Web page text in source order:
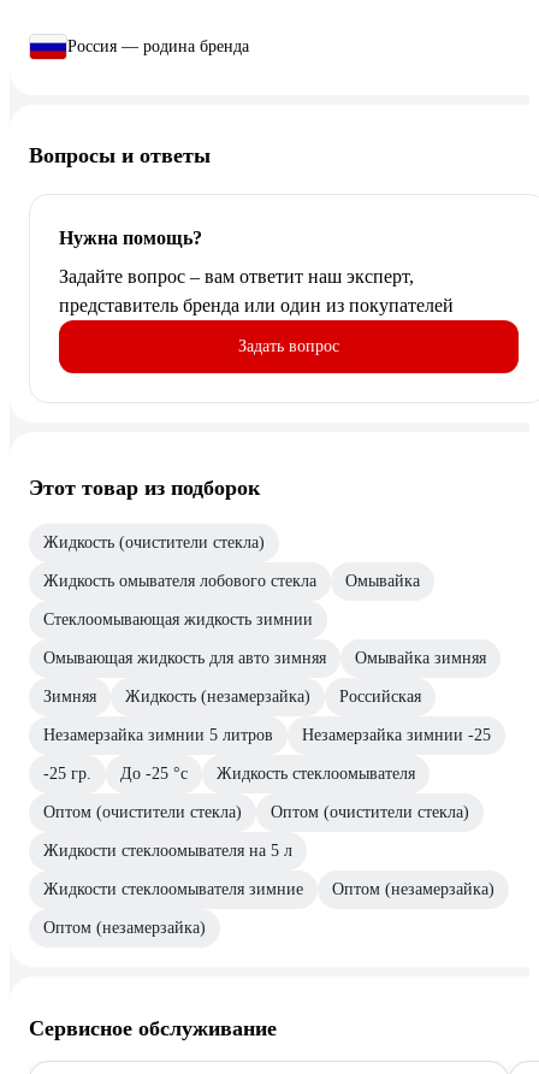
Россия — родина бренда
Вопросы и ответы
Нужна помощь?
Задайте вопрос – вам ответит наш эксперт,
представитель бренда или один из покупателей
Задать вопрос
Этот товар из подборок
Жидкость (очистители стекла)
Жидкость омывателя лобового стекла Омывайка
Стеклоомывающая жидкость зимнии
Омывающая жидкость для авто зимняя Омывайка зимняя
Зимняя Жидкость (незамерзайка) Российская
Незамерзайка зимнии 5 литров Незамерзайка зимнии -25
-25 гр. До -25 °с Жидкость стеклоомывателя
Оптом (очистители стекла) Оптом (очистители стекла)
Жидкости стеклоомывателя на 5 л
Жидкости стеклоомывателя зимние Оптом (незамерзайка)
Оптом (незамерзайка)
Сервисное обслуживание